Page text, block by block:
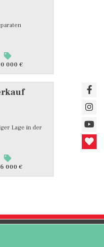
000 €
Lage in der
000 €